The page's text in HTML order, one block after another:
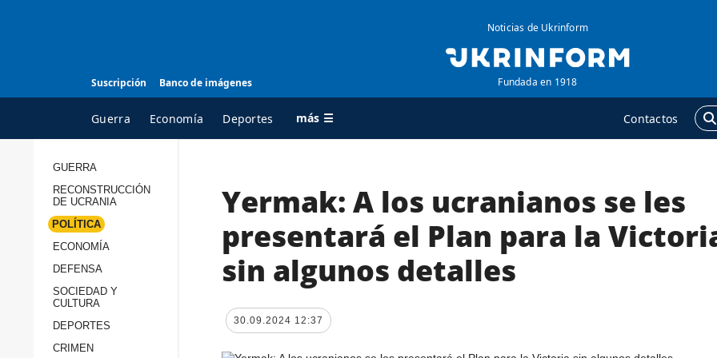
Suscripción Banco de imágenes
Noticias de Ukrinform
Fundada en 1918
Guerra Economía Deportes más ☰ Contactos
TODAS LAS
Reconstrucción de
AGENCIA
sobre la agencia
contacto
condiciones de
ADICIONAL
Podcasts
Publicaciones
GUERRA
RECONSTRUCCIÓN
DE UCRANIA
POLÍTICA
ECONOMÍA
DEFENSA
SOCIEDAD Y
CULTURA
DEPORTES
CRIMEN
Yermak: A los ucranianos se les
presentará el Plan para la
sin algunos detalles
30.09.2024 12:37